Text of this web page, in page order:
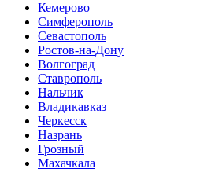
Кемерово
Симферополь
Севастополь
Ростов-на-Дону
Волгоград
Ставрополь
Нальчик
Владикавказ
Черкесск
Назрань
Грозный
Махачкала